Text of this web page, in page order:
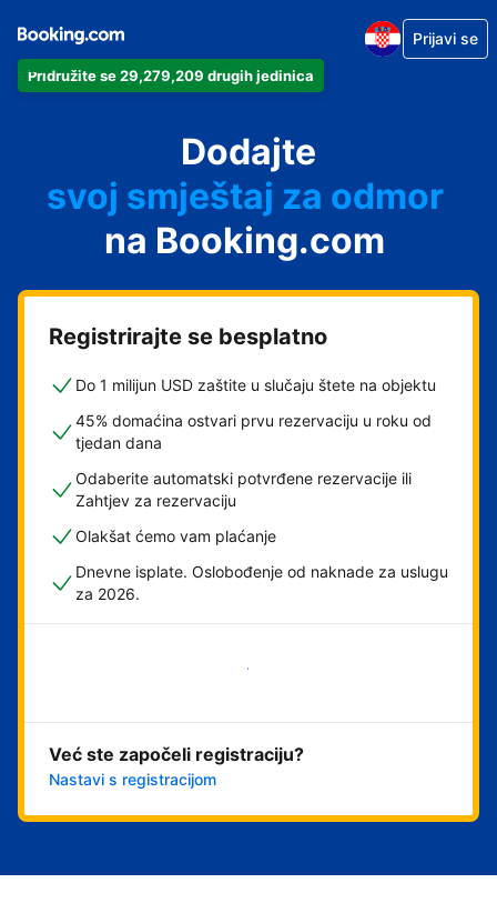
Pridružite se 29,279,209 drugih jedinica
Prijavi se
Dodajte
svoj apartman
svoj hotel
svoj smještaj za odmor
svoj privatni smještaj
svoj smještaj s doručkom
na Booking.com
Registrirajte se besplatno
Do 1 milijun USD zaštite u slučaju štete na objektu
45% domaćina ostvari prvu rezervaciju u roku od
tjedan dana
Odaberite automatski potvrđene rezervacije ili
Zahtjev za rezervaciju
Olakšat ćemo vam plaćanje
Dnevne isplate. Oslobođenje od naknade za uslugu
za 2026.
Započni odmah
Već ste započeli registraciju?
Nastavi s registracijom